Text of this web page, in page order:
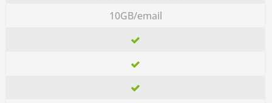
10GB/email